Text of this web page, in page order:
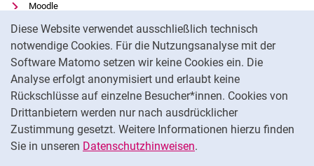
Diese Website verwendet ausschließlich technisch
notwendige Cookies. Für die Nutzungsanalyse mit der
Software Matomo setzen wir keine Cookies ein. Die
Analyse erfolgt anonymisiert und erlaubt keine
Rückschlüsse auf einzelne Besucher*innen. Cookies von
Drittanbietern werden nur nach ausdrücklicher
Zustimmung gesetzt. Weitere Informationen hierzu finden
Sie in unseren Datenschutzhinweisen.
Moodle
Panopto
Universitätsbibliothek
Datenschutz
Barrierefreiheit
Transparenter KI-Einsatz